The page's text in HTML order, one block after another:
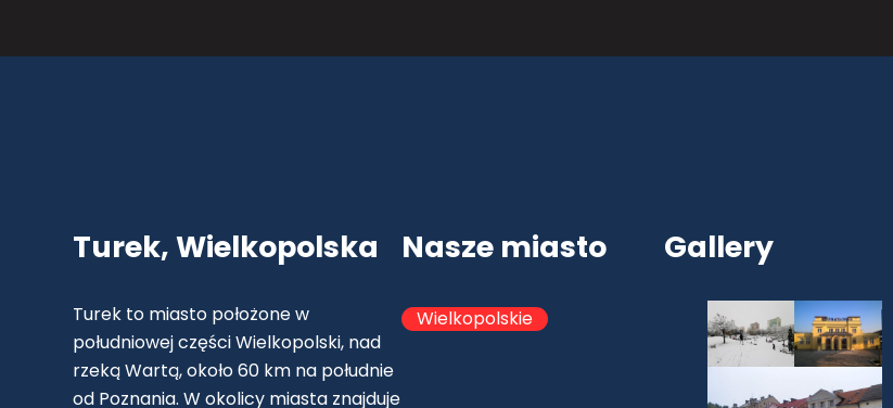
Turek, Wielkopolska
Turek to miasto położone w
południowej części Wielkopolski, nad
rzeką Wartą, około 60 km na południe
od Poznania. W okolicy miasta znajduje
Nasze miasto
Wielkopolskie
Gallery